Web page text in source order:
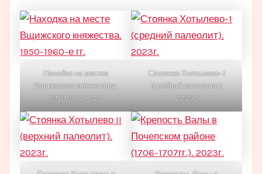
Находка на месте
Вщижского княжества.
1950-1960-е гг.
Стоянка Хотылево-1
(средний палеолит).
2023г.